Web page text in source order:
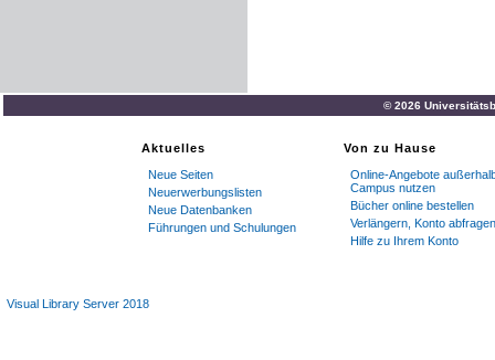
© 2026
Aktuelles
Neue Seiten
Neuerwerbungslisten
Neue Datenbanken
Führungen und Schulungen
Von zu Hause
Online-Angebote
Campus nutzen
Bücher online bestellen
Verlängern, Konto abfragen
Hilfe zu Ihrem Konto
Visual Library Server 2018